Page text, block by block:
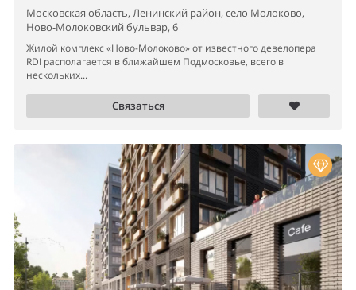
Московская область, Ленинский район, село Молоково,
Ново-Молоковский бульвар, 6
Жилой комплекс «Ново-Молоково» от известного девелопера
RDI располагается в ближайшем Подмосковье, всего в
нескольких...
Связаться